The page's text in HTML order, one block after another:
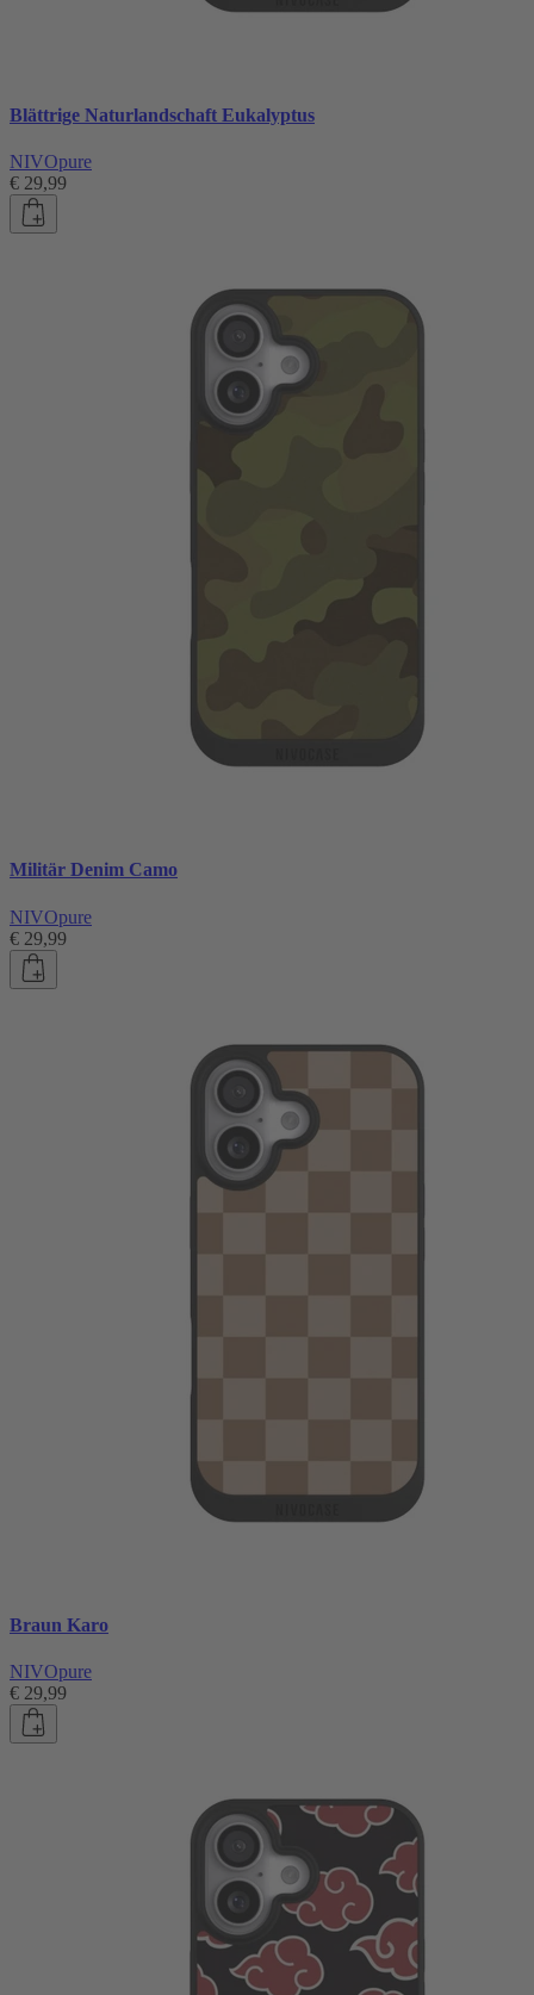
Blättrige Naturlandschaft Eukalyptus
NIVOpure
€ 29,99
Militär Denim Camo
NIVOpure
€ 29,99
Braun Karo
NIVOpure
€ 29,99